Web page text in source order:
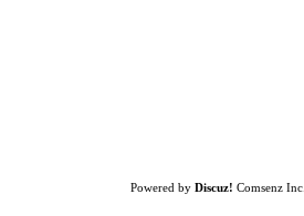
Powered by Discuz! Comsenz Inc.